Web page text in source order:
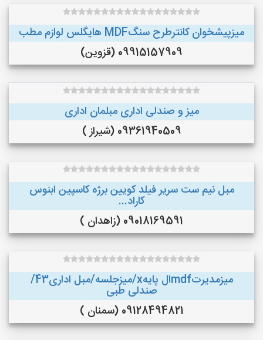
میزپیشخوان کانترطرح سنگMDF هایگلس لوازم مطب
09915157909 (قزوین)
میز و صندلی اداری مبلمان اداری
09361940509 (شیراز )
مبل نیم ست سریر فیلد کویین برژه کاسپین ابنوس
کاراد...
09018169591 (زاهدان )
میزمدیرتmdfال پایهx/میزجلسه/مبل اداری43/
صندلی طبی
09128494821 (سمنان )